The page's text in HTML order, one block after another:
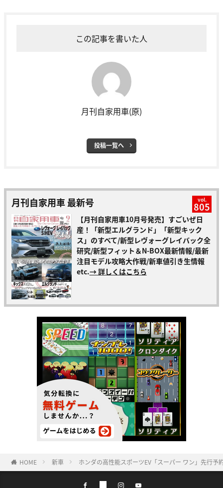
この記事を書いた人
月刊自家用車(原)
投稿一覧へ
月刊自家用車 最新号 vol.
805
【月刊自家用車10月号発売】すごいぜ日
産！「新型エルグランド」「新型キック
ス」のすべて/新型レヴォーグレイバック全
研究/新型フィット＆N-BOX最新情報/最新
注目モデル攻略大作戦/新車値引き生情報
etc.→ 詳しくはこちら
HOME 新車 ホンダの高性能スポーツEV「スーパー ワン」先行